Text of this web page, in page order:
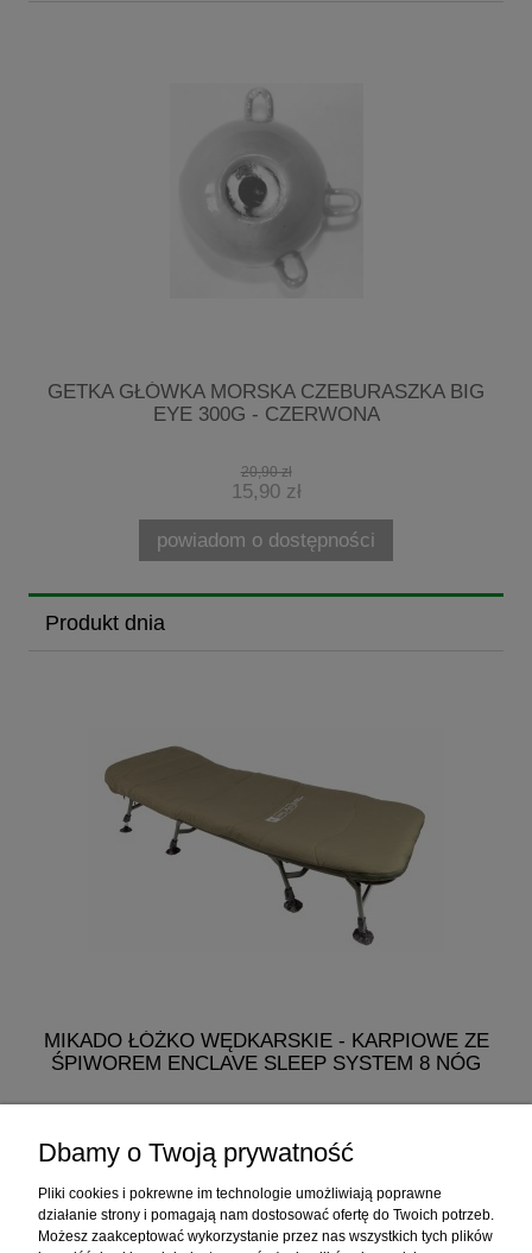
GETKA GŁÓWKA MORSKA CZEBURASZKA BIG
EYE 300G - CZERWONA
20,90 zł
15,90 zł
powiadom o dostępności
Produkt dnia
MIKADO ŁÓŻKO WĘDKARSKIE - KARPIOWE ZE
ŚPIWOREM ENCLAVE SLEEP SYSTEM 8 NÓG
do koszyka
Dbamy o Twoją prywatność
Pliki cookies i pokrewne im technologie umożliwiają poprawne
działanie strony i pomagają nam dostosować ofertę do Twoich potrzeb.
Możesz zaakceptować wykorzystanie przez nas wszystkich tych plików